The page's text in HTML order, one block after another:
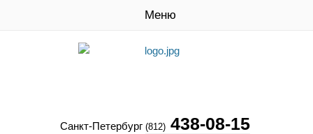
Меню
Санкт-Петербург (812) 438-08-15